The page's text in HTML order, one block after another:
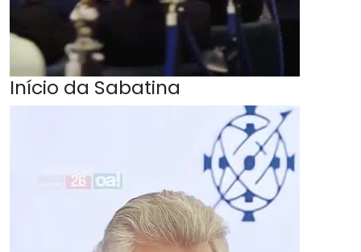
Início da Sabatina